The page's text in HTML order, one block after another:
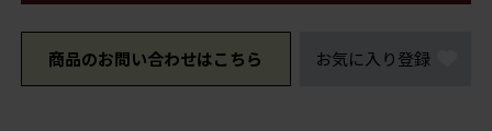
商品のお問い合わせはこちら お気に入り登録